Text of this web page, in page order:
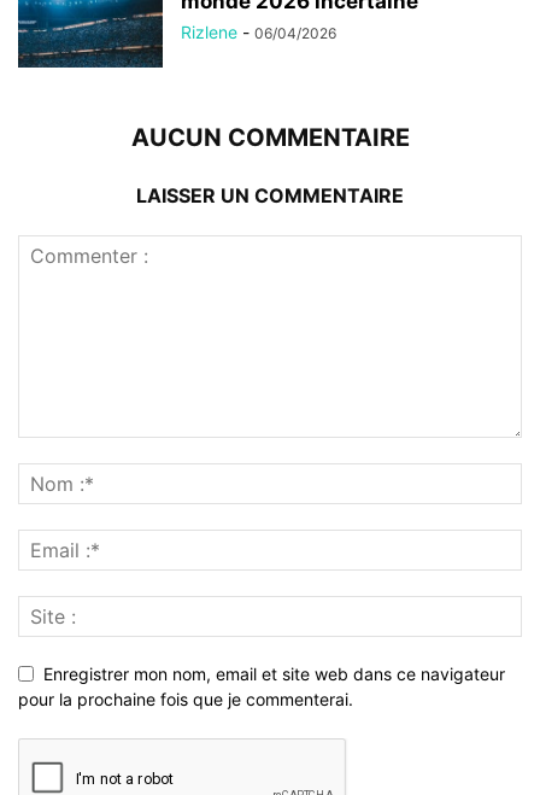
Rizlene - 06/04/2026
AUCUN COMMENTAIRE
LAISSER UN COMMENTAIRE
Enregistrer mon nom, email et site web dans ce navigateur
pour la prochaine fois que je commenterai.